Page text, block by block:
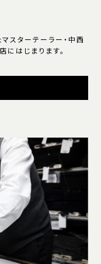
スターテーラー・中西
はじまります。